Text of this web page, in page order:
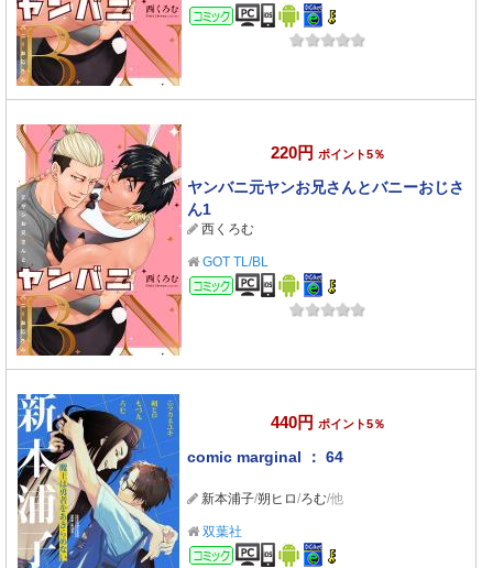
コミック
220円 ポイント5％
ヤンバニ元ヤンお兄さんとバニーおじさ
ん1
西くろむ
GOT TL/BL
コミック
440円 ポイント5％
comic marginal ： 64
新本浦子/朔ヒロ/ろむ/他
双葉社
コミック